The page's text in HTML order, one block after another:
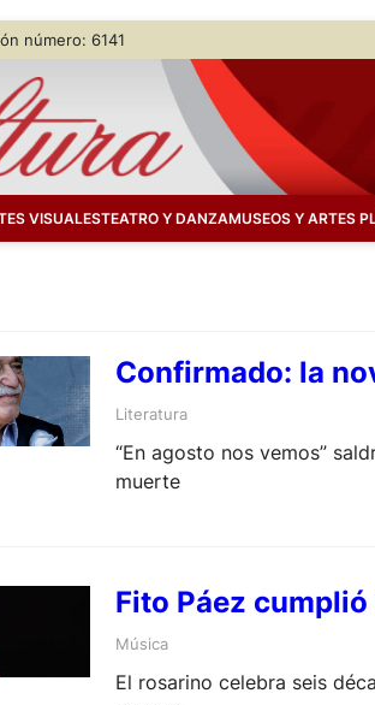
número: 6141
VISUALESTEATRO Y DANZAMUSEOS Y ARTES
Confirmado: la
Literatura
“En agosto nos vemos”
muerte
Fito Páez
Música
El rosarino celebra seis